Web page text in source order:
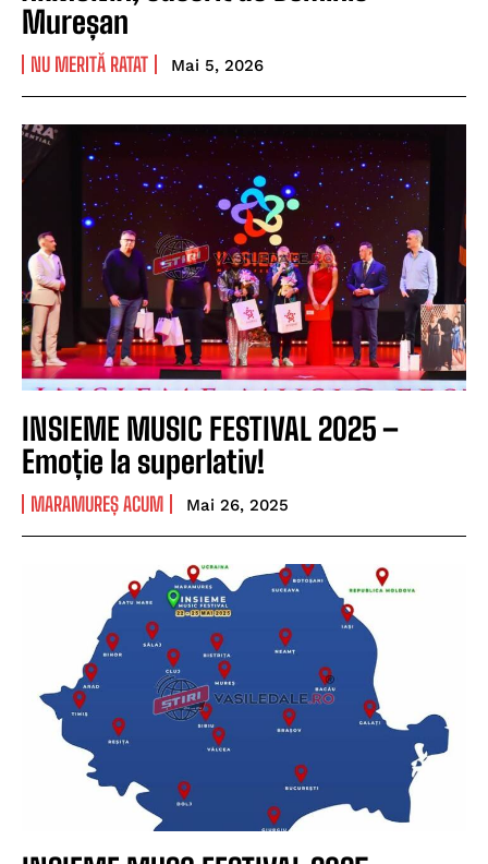
Mureșan
NU MERITĂ RATAT Mai 5, 2026
INSIEME MUSIC FESTIVAL 2025 –
Emoție la superlativ!
MARAMUREȘ ACUM Mai 26, 2025